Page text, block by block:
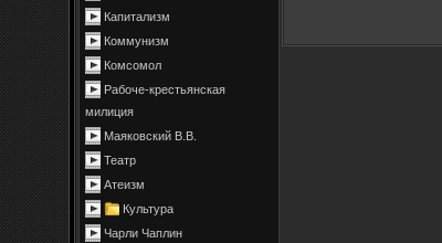
Капитализм
Коммунизм
Комсомол
Рабоче-крестьянская
милиция
Маяковский В.В.
Театр
Атеизм
Культура
Чарли Чаплин